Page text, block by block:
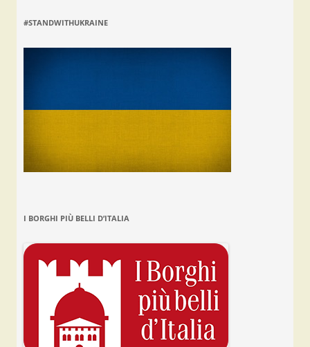
#STANDWITHUKRAINE
I BORGHI PIÙ BELLI D’ITALIA